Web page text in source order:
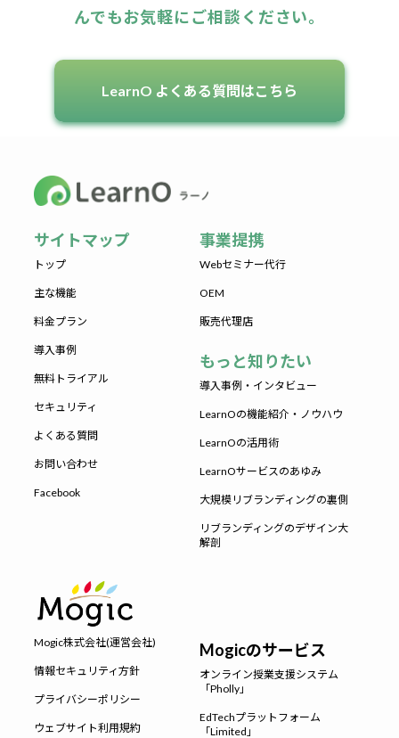
んでもお気軽にご相談ください。
LearnO よくある質問はこちら
サイトマップ
トップ
主な機能
料金プラン
導入事例
無料トライアル
セキュリティ
よくある質問
お問い合わせ
Facebook
事業提携
Webセミナー代行
OEM
販売代理店
もっと知りたい
導入事例・インタビュー
LearnOの機能紹介・ノウハウ
LearnOの活用術
LearnOサービスのあゆみ
大規模リブランディングの裏側
リブランディングのデザイン大
解剖
Mogic株式会社(運営会社)
情報セキュリティ方針
プライバシーポリシー
ウェブサイト利用規約
Mogicのサービス
オンライン授業支援システム
「Pholly」
EdTechプラットフォーム
「Limited」